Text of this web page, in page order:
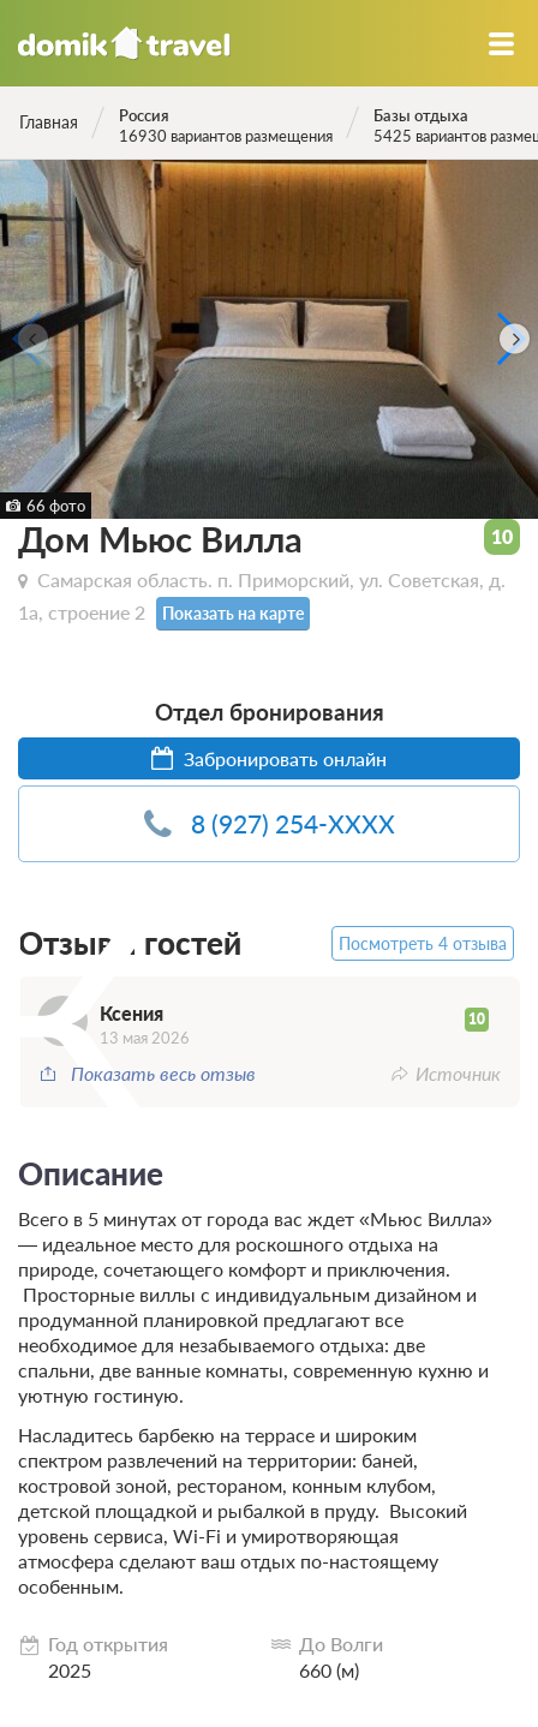
Главная
Россия
16930 вариантов размещения
Базы отдыха
5425 вариантов
66 фото
Дом Мьюс Вилла
Самарская область. п. Приморский, ул. Советская, д.
1а, строение 2
Показать на карте
Отдел бронирования
Забронировать онлайн
8 (927) 254-XXXX
10
Отзывы гостей Посмотреть 4 отзыва
Ксения 10
13 мая 2026
Показать весь отзыв Источник
Описание
Всего в 5 минутах от города вас ждет «Мьюс Вилла»
— идеальное место для роскошного отдыха на
природе, сочетающего комфорт и приключения.
Просторные виллы с индивидуальным дизайном и
продуманной планировкой предлагают все
необходимое для незабываемого отдыха: две
спальни, две ванные комнаты, современную кухню и
уютную гостиную.
Насладитесь барбекю на террасе и широким
спектром развлечений на территории: баней,
костровой зоной, рестораном, конным клубом,
детской площадкой и рыбалкой в пруду. Высокий
уровень сервиса, Wi-Fi и умиротворяющая
атмосфера сделают ваш отдых по-настоящему
особенным.
Год открытия
2025
До Волги
660 (м)